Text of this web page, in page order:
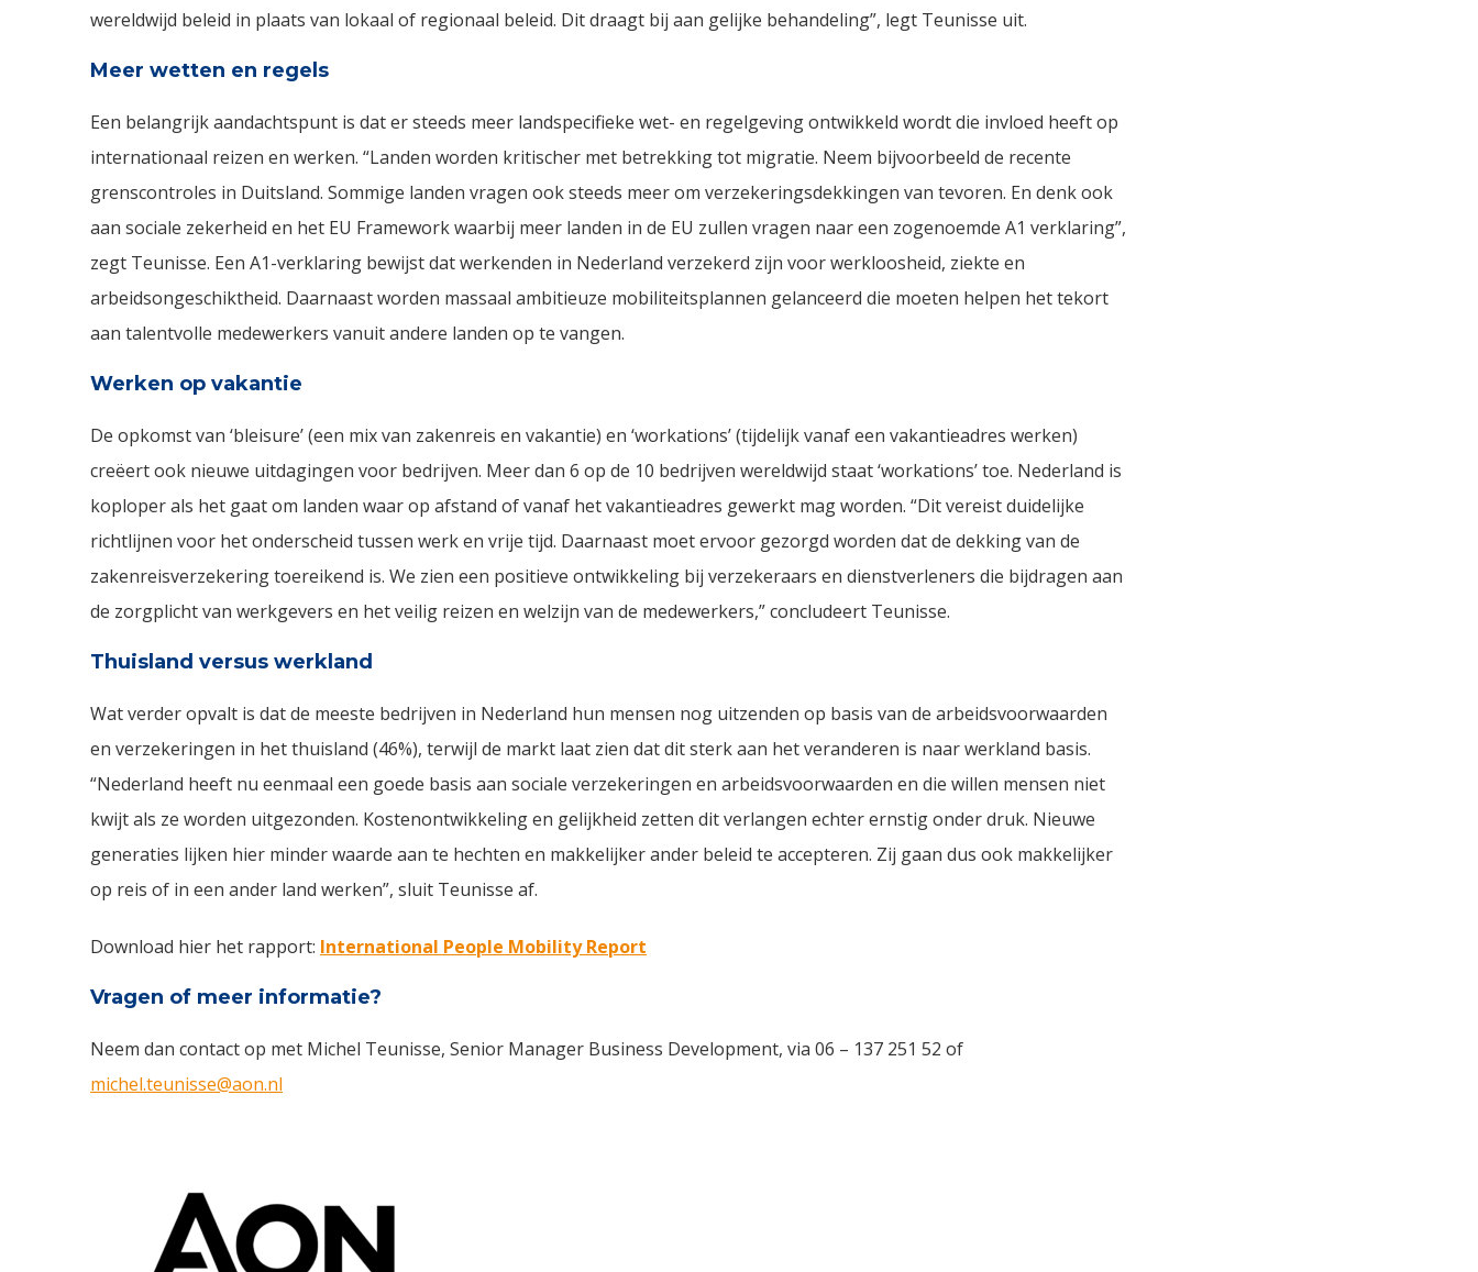
wereldwijd beleid in plaats van lokaal of regionaal beleid. Dit draagt bij aan gelijke behandeling”, legt Teunisse uit.
Meer wetten en regels
Een belangrijk aandachtspunt is dat er steeds meer landspecifieke wet- en regelgeving ontwikkeld wordt die invloed heeft op
internationaal reizen en werken. “Landen worden kritischer met betrekking tot migratie. Neem bijvoorbeeld de recente
grenscontroles in Duitsland. Sommige landen vragen ook steeds meer om verzekeringsdekkingen van tevoren. En denk ook
aan sociale zekerheid en het EU Framework waarbij meer landen in de EU zullen vragen naar een zogenoemde A1 verklaring”,
zegt Teunisse. Een A1-verklaring bewijst dat werkenden in Nederland verzekerd zijn voor werkloosheid, ziekte en
arbeidsongeschiktheid. Daarnaast worden massaal ambitieuze mobiliteitsplannen gelanceerd die moeten helpen het tekort
aan talentvolle medewerkers vanuit andere landen op te vangen.
Werken op vakantie
De opkomst van ‘bleisure’ (een mix van zakenreis en vakantie) en ‘workations’ (tijdelijk vanaf een vakantieadres werken)
creëert ook nieuwe uitdagingen voor bedrijven. Meer dan 6 op de 10 bedrijven wereldwijd staat ‘workations’ toe. Nederland is
koploper als het gaat om landen waar op afstand of vanaf het vakantieadres gewerkt mag worden. “Dit vereist duidelijke
richtlijnen voor het onderscheid tussen werk en vrije tijd. Daarnaast moet ervoor gezorgd worden dat de dekking van de
zakenreisverzekering toereikend is. We zien een positieve ontwikkeling bij verzekeraars en dienstverleners die bijdragen aan
de zorgplicht van werkgevers en het veilig reizen en welzijn van de medewerkers,” concludeert Teunisse.
Thuisland versus werkland
Wat verder opvalt is dat de meeste bedrijven in Nederland hun mensen nog uitzenden op basis van de arbeidsvoorwaarden
en verzekeringen in het thuisland (46%), terwijl de markt laat zien dat dit sterk aan het veranderen is naar werkland basis.
“Nederland heeft nu eenmaal een goede basis aan sociale verzekeringen en arbeidsvoorwaarden en die willen mensen niet
kwijt als ze worden uitgezonden. Kostenontwikkeling en gelijkheid zetten dit verlangen echter ernstig onder druk. Nieuwe
generaties lijken hier minder waarde aan te hechten en makkelijker ander beleid te accepteren. Zij gaan dus ook makkelijker
op reis of in een ander land werken”, sluit Teunisse af.
Download hier het rapport: International People Mobility Report
Vragen of meer informatie?
Neem dan contact op met Michel Teunisse, Senior Manager Business Development, via 06 – 137 251 52 of
michel.teunisse@aon.nl